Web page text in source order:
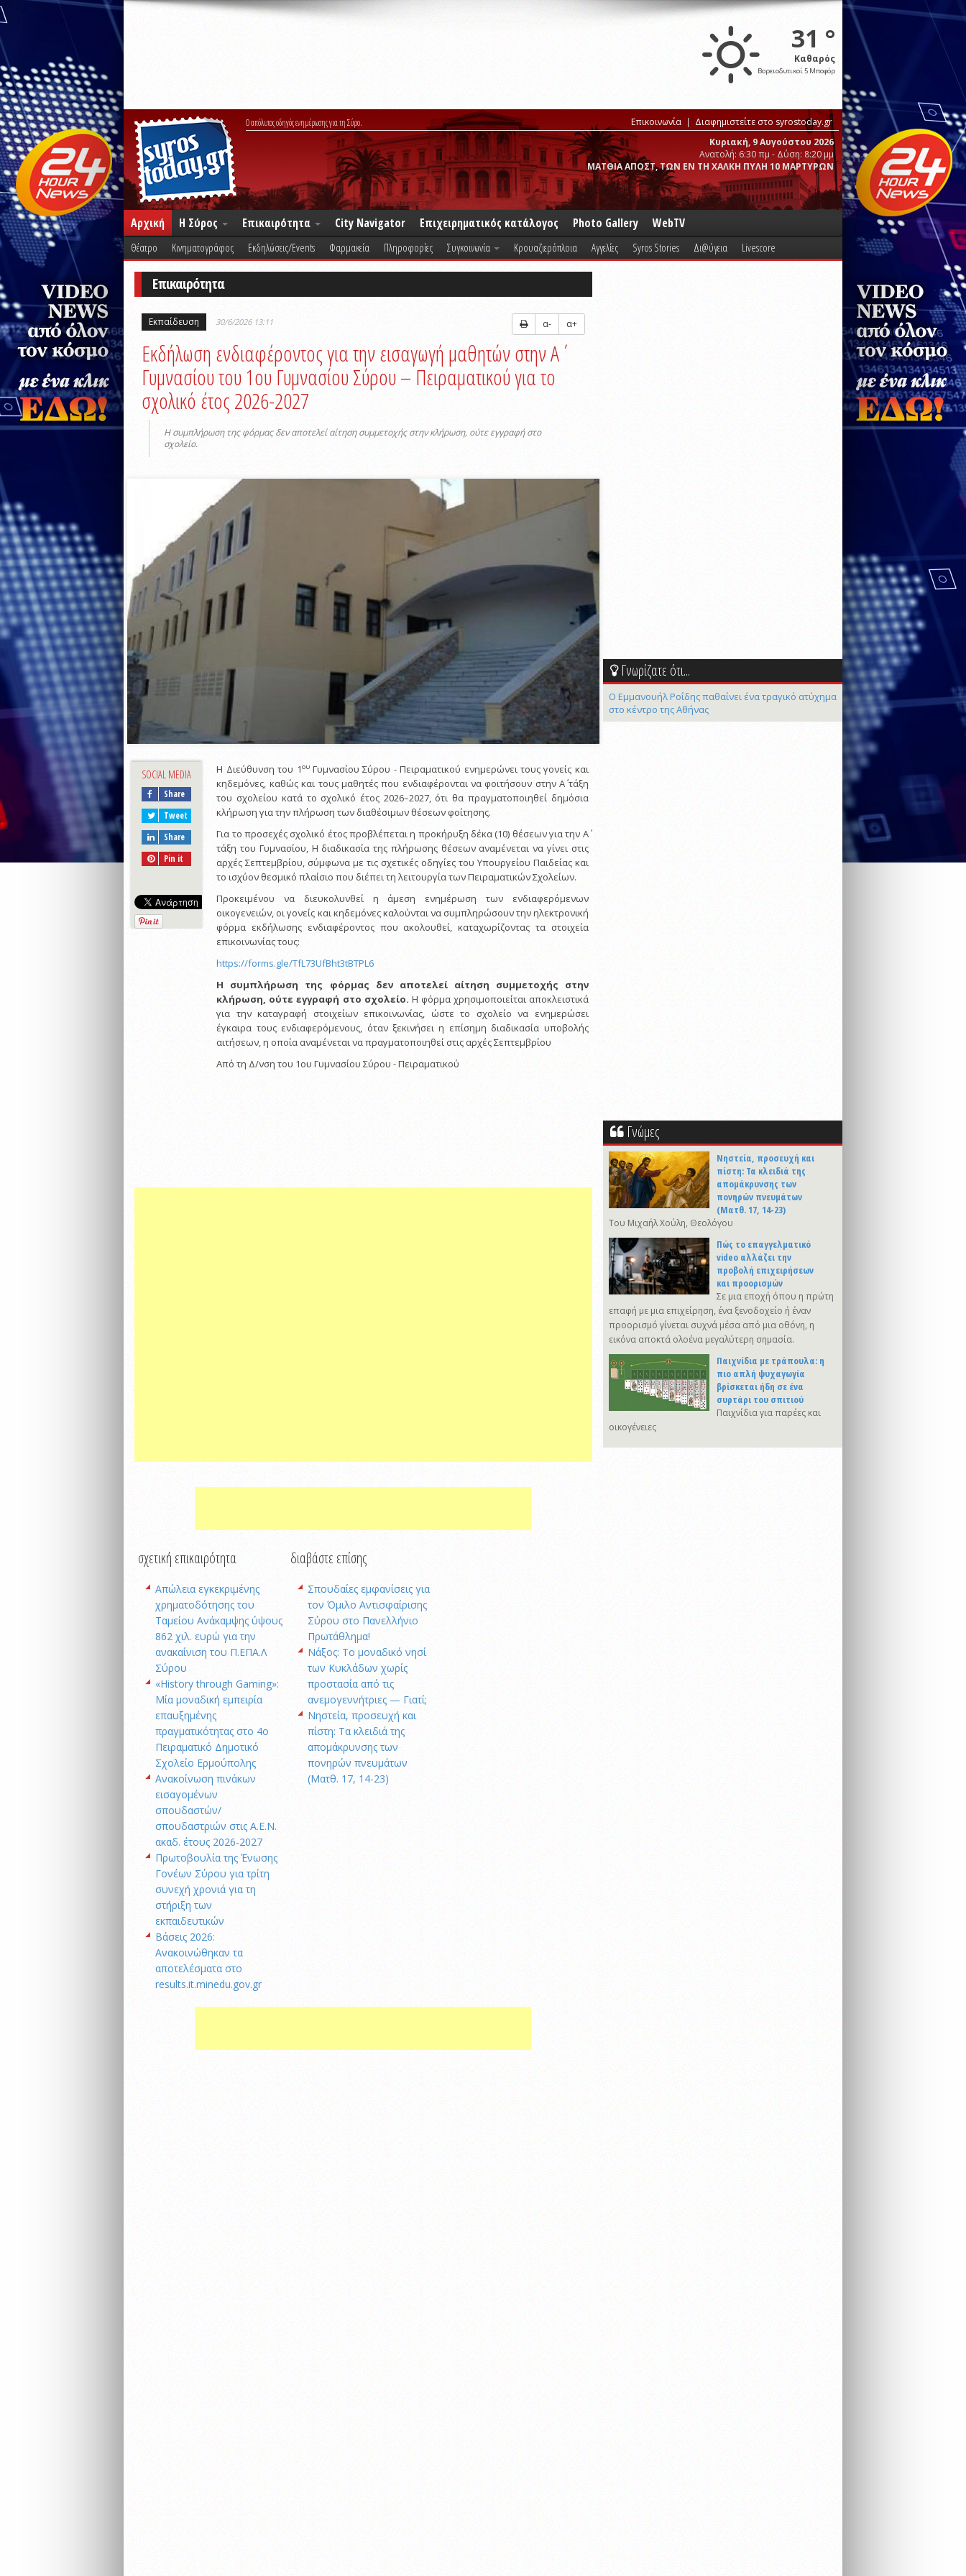
31 °
Καθαρός
Βορειοδυτικοί 5 Μποφόρ
Ο απόλυτος οδηγός ενημέρωσης για τη Σύρο. Επικοινωνία
Διαφημιστείτε στο syrostoday.gr
Κυριακή, 9 Αυγούστου 2026
Ανατολή: 6:30 πμ - Δύση: 8:20 μμ
ΜΑΤΘΙΑ ΑΠΟΣΤ, ΤΩΝ ΕΝ ΤΗ ΧΑΛΚΗ ΠΥΛΗ 10 ΜΑΡΤΥΡΩΝ
Αρχική Η Σύρος Επικαιρότητα City Navigator Επιχειρηματικός κατάλογος Photo Gallery WebTV
Θέατρο Κινηματογράφος Εκδηλώσεις/Events Φαρμακεία Πληροφορίες Συγκοινωνία Κρουαζιερόπλοια Αγγελίες Syros Stories Δι@ύγεια Livescore
Επικαιρότητα
Εκπαίδευση 30/6/2026 13:11 α- α+
Εκδήλωση ενδιαφέροντος για την εισαγωγή μαθητών στην Α΄
Γυμνασίου του 1ου Γυμνασίου Σύρου – Πειραματικού για το
σχολικό έτος 2026-2027
Η συμπλήρωση της φόρμας δεν αποτελεί αίτηση συμμετοχής στην κλήρωση, ούτε εγγραφή στο
σχολείο.
SOCIAL MEDIA
Share
Tweet
Share
Pin it
Η Διεύθυνση του 1ουΓυμνασίου Σύρου - Πειραματικού ενημερώνει τους γονείς και
κηδεμόνες, καθώς και τους μαθητές που ενδιαφέρονται να φοιτήσουν στην Α΄ τάξη
του σχολείου κατά το σχολικό έτος 2026–2027, ότι θα πραγματοποιηθεί δημόσια
κλήρωση για την πλήρωση των διαθέσιμων θέσεων φοίτησης.
Για το προσεχές σχολικό έτος προβλέπεται η προκήρυξη δέκα (10) θέσεων για την Α΄
τάξη του Γυμνασίου, Η διαδικασία της πλήρωσης θέσεων αναμένεται να γίνει στις
αρχές Σεπτεμβρίου, σύμφωνα με τις σχετικές οδηγίες του Υπουργείου Παιδείας και
το ισχύον θεσμικό πλαίσιο που διέπει τη λειτουργία των Πειραματικών Σχολείων.
Προκειμένου να διευκολυνθεί η άμεση ενημέρωση των ενδιαφερόμενων
οικογενειών, οι γονείς και κηδεμόνες καλούνται να συμπληρώσουν την ηλεκτρονική
φόρμα εκδήλωσης ενδιαφέροντος που ακολουθεί, καταχωρίζοντας τα στοιχεία
επικοινωνίας τους:
https://forms.gle/TfL73UfBht3tBTPL6
Η συμπλήρωση της φόρμας δεν αποτελεί αίτηση συμμετοχής στην
κλήρωση, ούτε εγγραφή στο σχολείο. Η φόρμα χρησιμοποιείται αποκλειστικά
για την καταγραφή στοιχείων επικοινωνίας, ώστε το σχολείο να ενημερώσει
έγκαιρα τους ενδιαφερόμενους, όταν ξεκινήσει η επίσημη διαδικασία υποβολής
αιτήσεων, η οποία αναμένεται να πραγματοποιηθεί στις αρχές Σεπτεμβρίου
Από τη Δ/νση του 1ου Γυμνασίου Σύρου - Πειραματικού
σχετική επικαιρότητα
Απώλεια εγκεκριμένης
χρηματοδότησης του
Ταμείου Ανάκαμψης ύψους
862 χιλ. ευρώ για την
ανακαίνιση του Π.ΕΠΑ.Λ
Σύρου
«History through Gaming»:
Μία μοναδική εμπειρία
επαυξημένης
πραγματικότητας στο 4ο
Πειραματικό Δημοτικό
Σχολείο Ερμούπολης
Ανακοίνωση πινάκων
εισαγομένων
σπουδαστών/
σπουδαστριών στις Α.Ε.Ν.
ακαδ. έτους 2026-2027
Πρωτοβουλία της Ένωσης
Γονέων Σύρου για τρίτη
συνεχή χρονιά για τη
στήριξη των
εκπαιδευτικών
Βάσεις 2026:
Ανακοινώθηκαν τα
αποτελέσματα στο
results.it.minedu.gov.gr
διαβάστε επίσης
Σπουδαίες εμφανίσεις για
τον Όμιλο Αντισφαίρισης
Σύρου στο Πανελλήνιο
Πρωτάθλημα!
Νάξος: Το μοναδικό νησί
των Κυκλάδων χωρίς
προστασία από τις
ανεμογεννήτριες — Γιατί;
Νηστεία, προσευχή και
πίστη: Τα κλειδιά της
απομάκρυνσης των
πονηρών πνευμάτων
(Ματθ. 17, 14-23)
Γνωρίζατε ότι...
Ο Εμμανουήλ Ροΐδης παθαίνει ένα τραγικό ατύχημα
στο κέντρο της Αθήνας
Γνώμες
Νηστεία, προσευχή και
πίστη: Τα κλειδιά της
απομάκρυνσης των
πονηρών πνευμάτων
(Ματθ. 17, 14-23)
Του Μιχαήλ Χούλη, Θεολόγου
Πώς το επαγγελματικό
video αλλάζει την
προβολή επιχειρήσεων
και προορισμών
Σε μια εποχή όπου η πρώτη
επαφή με μια επιχείρηση, ένα ξενοδοχείο ή έναν
προορισμό γίνεται συχνά μέσα από μια οθόνη, η
εικόνα αποκτά ολοένα μεγαλύτερη σημασία.
Παιχνίδια με τράπουλα: η
πιο απλή ψυχαγωγία
βρίσκεται ήδη σε ένα
συρτάρι του σπιτιού
Παιχνίδια για παρέες και
οικογένειες